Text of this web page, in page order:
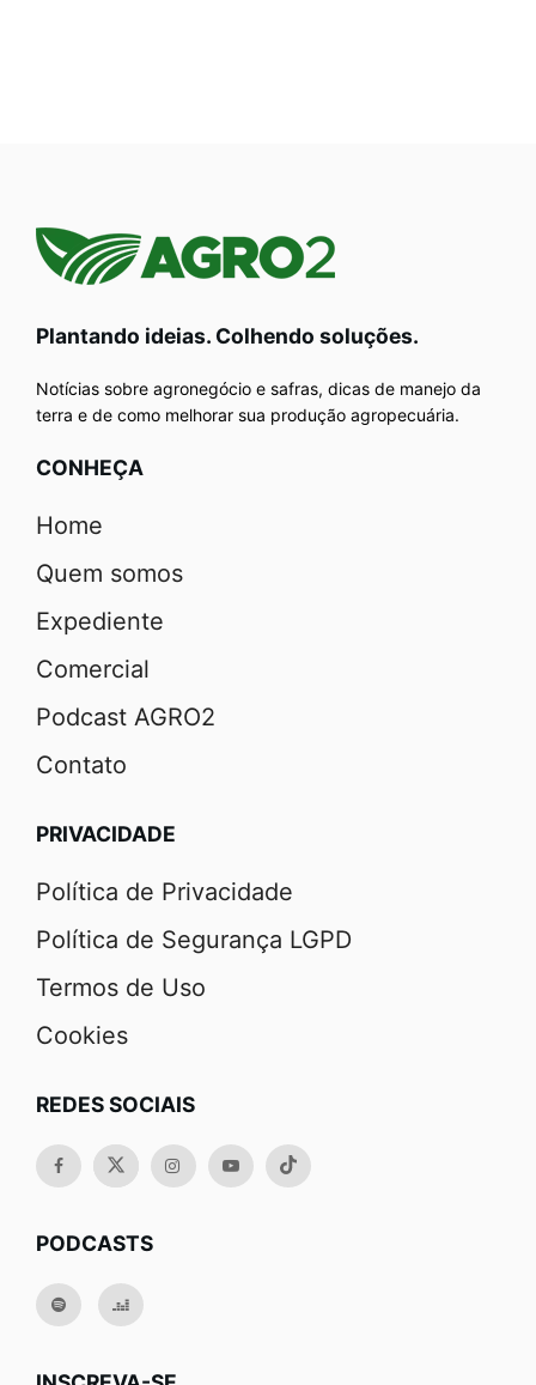
Plantando ideias. Colhendo soluções.
Notícias sobre agronegócio e safras, dicas de manejo da
terra e de como melhorar sua produção agropecuária.
CONHEÇA
Home
Quem somos
Expediente
Comercial
Podcast AGRO2
Contato
PRIVACIDADE
Política de Privacidade
Política de Segurança LGPD
Termos de Uso
Cookies
REDES SOCIAIS
PODCASTS